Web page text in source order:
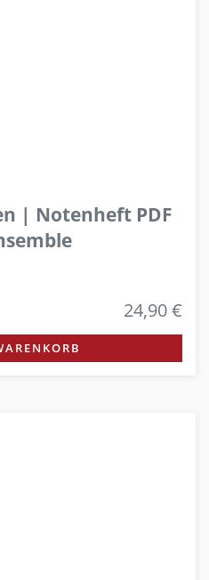
| Notenheft PDF
24,90 €